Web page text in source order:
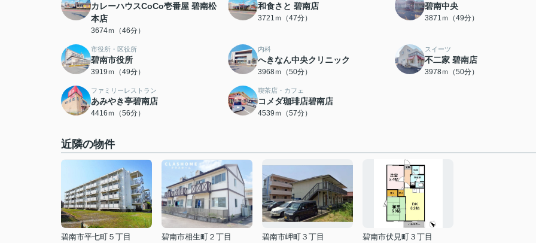
カレーハウスCoCo壱番屋 碧南松
本店
3674ｍ（46分）
和食さと 碧南店
3721ｍ（47分）
碧南中央
3871ｍ（49分）
市役所・区役所
碧南市役所
3919ｍ（49分）
内科
へきなん中央クリニック
3968ｍ（50分）
スイーツ
不二家 碧南店
3978ｍ（50分）
ファミリーレストラン
あみやき亭碧南店
4416ｍ（56分）
喫茶店・カフェ
コメダ珈琲店碧南店
4539ｍ（57分）
近隣の物件
碧南市平七町５丁目
碧南市相生町２丁目
碧南市岬町３丁目
碧南市伏見町３丁目